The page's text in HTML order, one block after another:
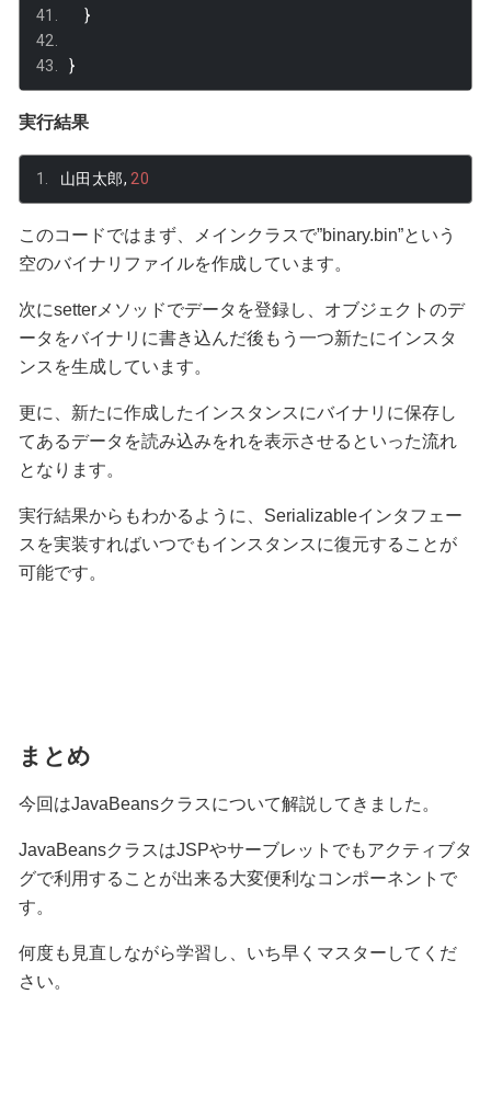
}
}
実行結果
山田太郎, 20
このコードではまず、メインクラスで”binary.bin”という
空のバイナリファイルを作成しています。
次にsetterメソッドでデータを登録し、オブジェクトのデ
ータをバイナリに書き込んだ後もう一つ新たにインスタ
ンスを生成しています。
更に、新たに作成したインスタンスにバイナリに保存し
てあるデータを読み込みをれを表示させるといった流れ
となります。
実行結果からもわかるように、Serializableインタフェー
スを実装すればいつでもインスタンスに復元することが
可能です。
まとめ
今回はJavaBeansクラスについて解説してきました。
JavaBeansクラスはJSPやサーブレットでもアクティブタ
グで利用することが出来る大変便利なコンポーネントで
す。
何度も見直しながら学習し、いち早くマスターしてくだ
さい。